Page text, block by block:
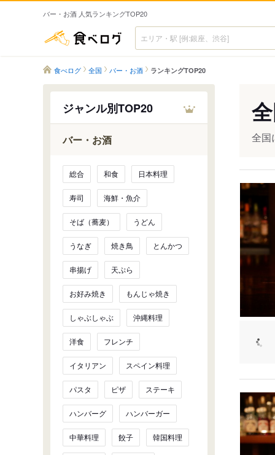
バー・お酒 人気ランキングTOP20
食べログ
食べログ 全国 バー・お酒 ランキングTOP20
ジャンル別TOP20
バー・お酒
総合 和食 日本料理
寿司 海鮮・魚介
そば（蕎麦） うどん
うなぎ 焼き鳥 とんかつ
串揚げ 天ぷら
お好み焼き もんじゃ焼き
しゃぶしゃぶ 沖縄料理
洋食 フレンチ
イタリアン スペイン料理
パスタ ピザ ステーキ
ハンバーグ ハンバーガー
中華料理 餃子 韓国料理
全国